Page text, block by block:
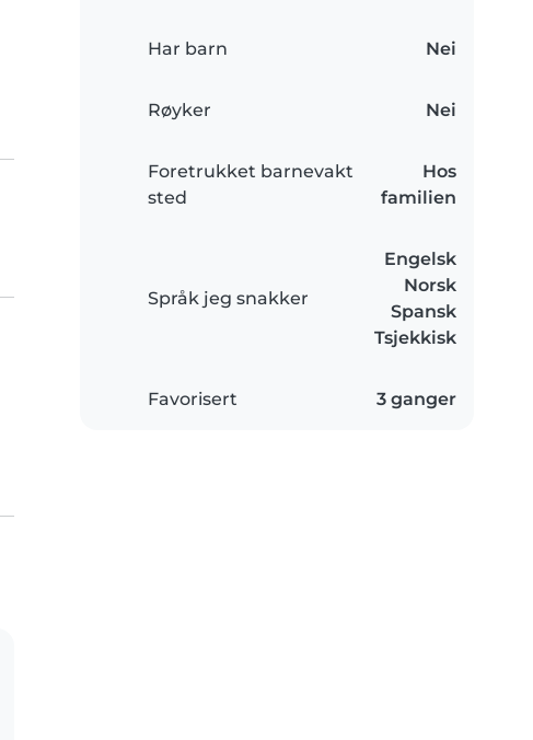
Har barn Nei
Røyker Nei
Foretrukket barnevakt
sted
Hos
familien
Språk jeg snakker
Engelsk
Norsk
Spansk
Tsjekkisk
Favorisert 3 ganger